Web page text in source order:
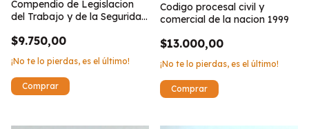
Compendio de Legislacion
del Trabajo y de la Seguridad
$9.750,00
¡No te lo pierdas, es el último!
Codigo procesal civil y
comercial de la nacion 1999
$13.000,00
¡No te lo pierdas, es el último!